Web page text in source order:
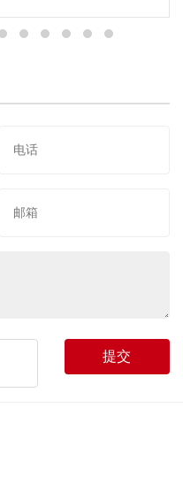
提交